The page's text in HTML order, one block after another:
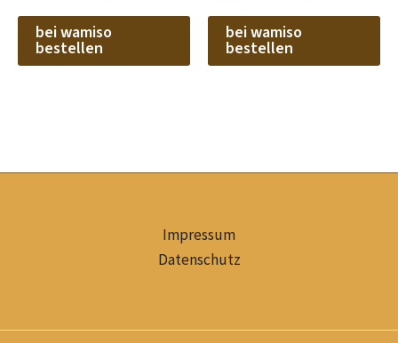
bei wamiso
bestellen
bei wamiso
bestellen
Impressum
Datenschutz